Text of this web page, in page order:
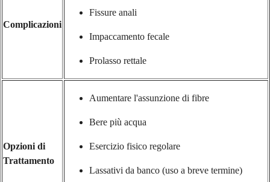
Complicazioni
Fissure anali
Impaccamento fecale
Prolasso rettale
Opzioni di
Trattamento
Aumentare l'assunzione di fibre
Bere più acqua
Esercizio fisico regolare
Lassativi da banco (uso a breve termine)